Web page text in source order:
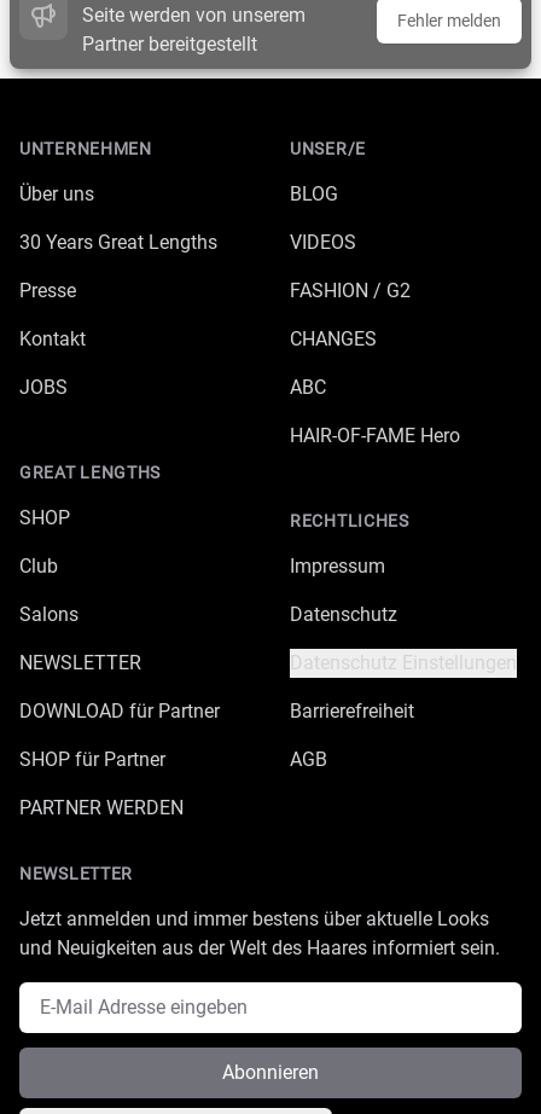
Seite werden von unserem
Partner bereitgestellt
Fehler melden
UNTERNEHMEN
Über uns
30 Years Great Lengths
Presse
Kontakt
JOBS
GREAT LENGTHS
SHOP
Club
Salons
NEWSLETTER
DOWNLOAD für Partner
SHOP für Partner
PARTNER WERDEN
UNSER/E
BLOG
VIDEOS
FASHION / G2
CHANGES
ABC
HAIR-OF-FAME Hero
RECHTLICHES
Impressum
Datenschutz
Datenschutz Einstellungen
Barrierefreiheit
AGB
NEWSLETTER
Jetzt anmelden und immer bestens über aktuelle Looks
und Neuigkeiten aus der Welt des Haares informiert sein.
E-Mail Adresse
Abonnieren